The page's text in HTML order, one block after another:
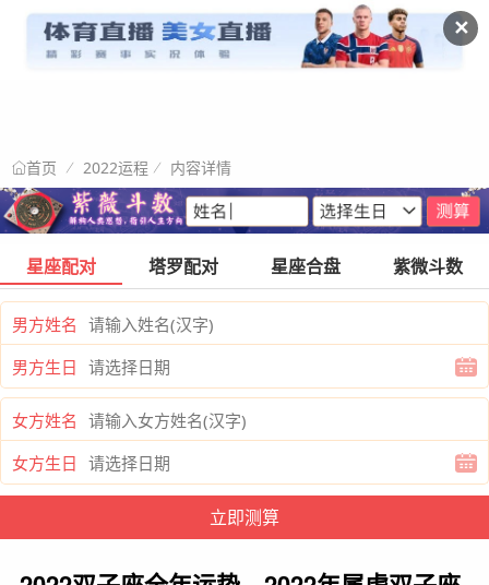
✕
首页 2022运程 内容详情
星座配对 塔罗配对 星座合盘 紫微斗数
男方姓名
男方生日
女方姓名
女方生日